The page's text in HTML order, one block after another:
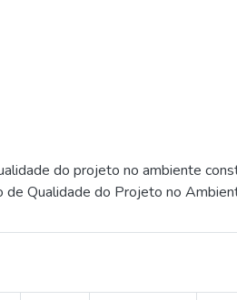
do projeto no ambiente
Qualidade do Projeto no